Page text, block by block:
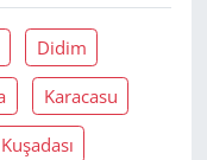
Didim
Karacasu
Kuşadası